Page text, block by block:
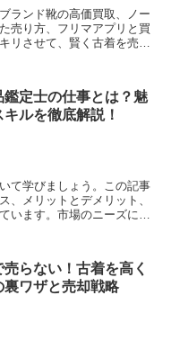
ランド靴の高価買取、ノー
売り方、フリマアプリと買
リさせて、賢く古着を売る
鑑定士の仕事とは？魅
ルを徹底解説！
て学びましょう。この記事
、メリットとデメリット、
います。市場のニーズに応
売らない！古着を高く
裏ワザと売却戦略